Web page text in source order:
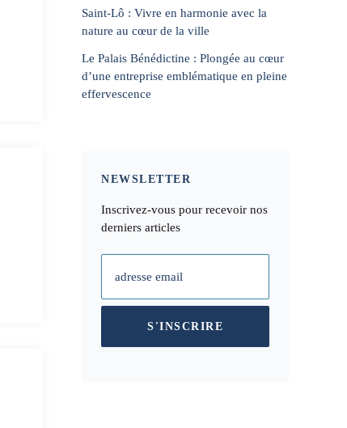
Saint-Lô : Vivre en harmonie avec la
nature au cœur de la ville
Le Palais Bénédictine : Plongée au cœur
d’une entreprise emblématique en pleine
effervescence
NEWSLETTER
Inscrivez-vous pour recevoir nos
derniers articles
adresse email
S'INSCRIRE